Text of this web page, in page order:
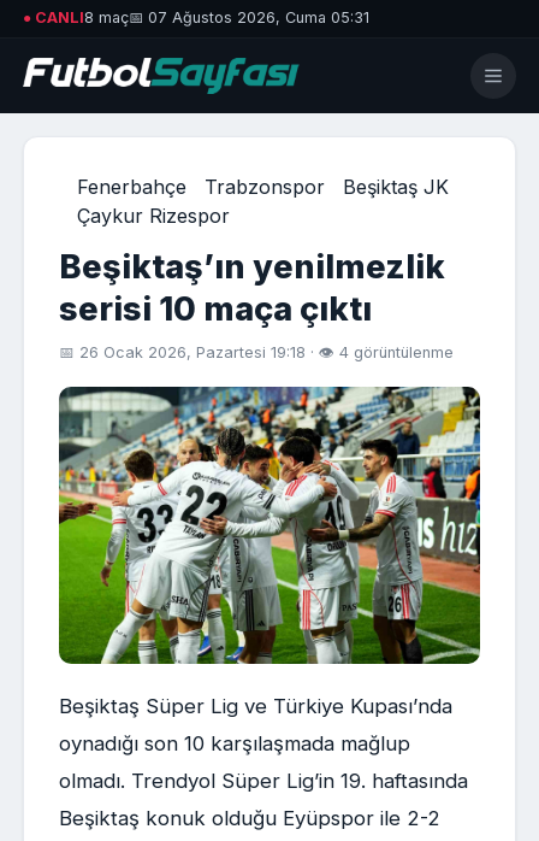
● CANLI8 maç📅 07 Ağustos 2026, Cuma 05:31
Fenerbahçe Trabzonspor
Beşiktaş JK
Çaykur Rizespor
Beşiktaş’ın yenilmezlik
serisi 10 maça çıktı
📅 26 Ocak 2026, Pazartesi 19:18 · 👁 4 görüntülenme
Beşiktaş Süper Lig ve Türkiye Kupası’nda
oynadığı son 10 karşılaşmada mağlup
olmadı. Trendyol Süper Lig’in 19. haftasında
Beşiktaş konuk olduğu Eyüpspor ile 2-2